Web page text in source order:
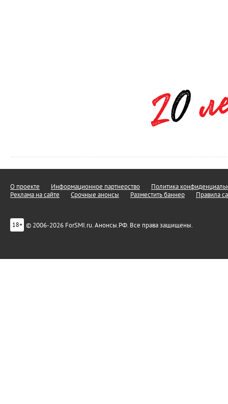
О проекте Информационное партнерство
Политика
Реклама на сайте
Срочные анонсы Разместить баннер Правила
18+ © 2006-2026 ForSMI.ru. Анонсы.РФ. Все права защищены.